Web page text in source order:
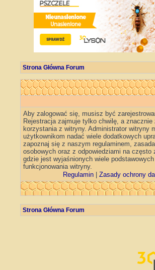
Strona Główna Forum
Aby zalogować się, musisz być
Rejestracja zajmuje tylko chwilę, a
korzystania z witryny. Administrator witryny
użytkownikom nadać wiele dodatkowych
zapoznaj się z naszym regulaminem,
osobowych oraz z odpowiedziami na często
gdzie jest wyjaśnionych wiele
funkcjonowania witryny.
Regulamin
Zasady ochrony
Strona Główna Forum